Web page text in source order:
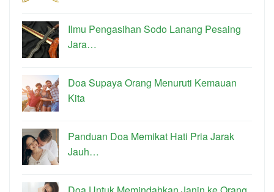
Ilmu Pengasihan Sodo Lanang Pesaing
Jara…
Doa Supaya Orang Menuruti Kemauan
Kita
Panduan Doa Memikat Hati Pria Jarak
Jauh…